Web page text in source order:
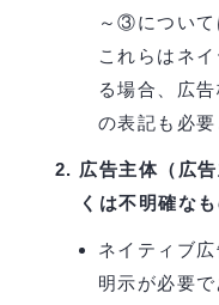
～③について
これらはネ
る場合、広
の表記も必要
広告主体（広
くは不明確な
ネイティブ
明示が必要